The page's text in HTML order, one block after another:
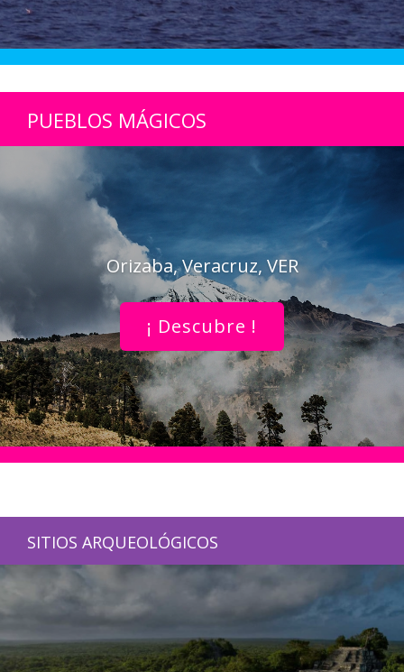
PUEBLOS MÁGICOS
Orizaba, Veracruz, VER
¡ Descubre !
SITIOS ARQUEOLÓGICOS